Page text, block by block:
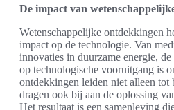
De impact van
Wetenschappelijke ontdekkingen
impact op de technologie. Van
innovaties in duurzame energie,
op technologische vooruitgang is
ontdekkingen leiden niet alleen tot
dragen ook bij aan de oplossing
Het resultaat is een samenleving